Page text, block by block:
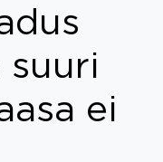
ei